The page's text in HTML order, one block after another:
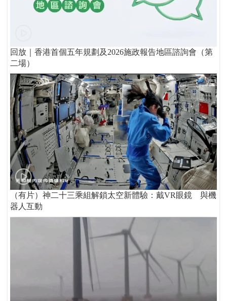
回放｜香港首個五年規劃及2026施政報告地區諮詢會（第
二場）
（有片）神二十三乘組解鎖太空新體驗：戴VR眼鏡 與機
器人互動